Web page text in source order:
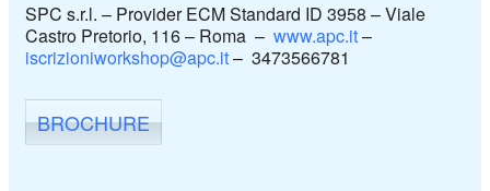
SPC s.r.l. – Provider ECM Standard ID 3958 – Viale
Castro Pretorio, 116 – Roma –www.apc.it–
iscrizioniworkshop@apc.it– 3473566781
BROCHURE